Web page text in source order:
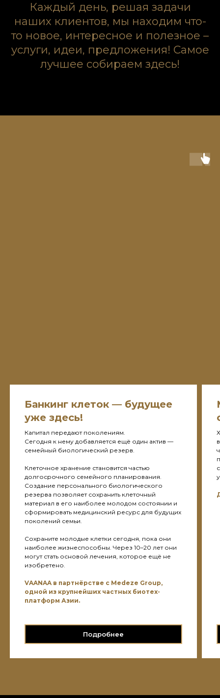
Каждый день, решая задачи
наших клиентов, мы находим что-
то новое, интересное и полезное –
услуги, идеи, предложения! Самое
лучшее собираем здесь!
Банкинг клеток — будущее
уже здесь!
Капитал передают поколениям.
Сегодня к нему добавляется ещё один актив —
семейный биологический резерв.
Клеточное хранение становится частью
долгосрочного семейного планирования.
Создание персонального биологического
резерва позволяет сохранить клеточный
материал в его наиболее молодом состоянии и
сформировать медицинский ресурс для будущих
поколений семьи.
Сохраните молодые клетки сегодня, пока они
наиболее жизнеспособны. Через 10–20 лет они
могут стать основой лечения, которое ещё не
изобретено.
VAANAA в партнёрстве с Medeze Group,
одной из крупнейших частных биотех-
платформ Азии.
Подробнее